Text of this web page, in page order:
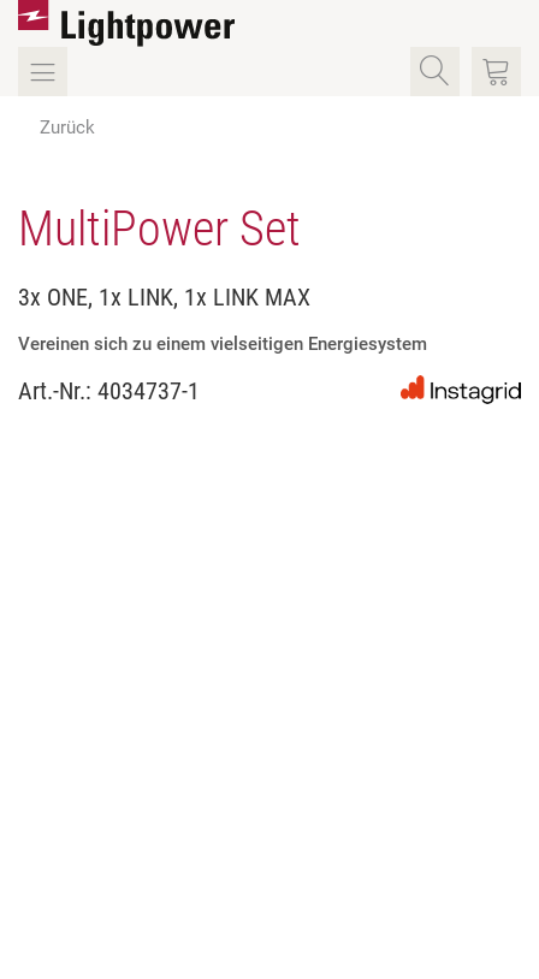
Zurück
MultiPower Set
3x ONE, 1x LINK, 1x LINK MAX
Vereinen sich zu einem vielseitigen Energiesystem
Art.-Nr.: 4034737-1